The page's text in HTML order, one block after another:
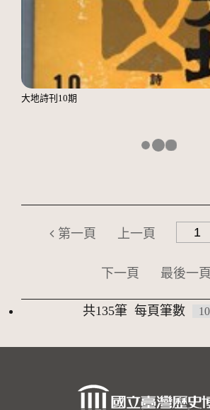
大地詩刊10期
第一頁 上一頁
下一頁 最後一頁
共135筆 每頁筆數